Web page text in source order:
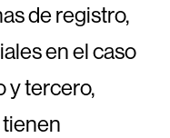
de registro,
en el caso
y tercero,